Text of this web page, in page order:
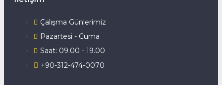
Çalışma Günlerimiz
Pazartesi - Cuma
Saat: 09.00 - 19.00
+90-312-474-0070